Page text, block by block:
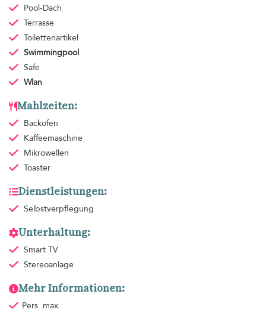
Pool-Dach
Terrasse
Toilettenartikel
Swimmingpool
Safe
Wlan
Mahlzeiten:
Backofen
Kaffeemaschine
Mikrowellen
Toaster
Dienstleistungen:
Selbstverpflegung
Unterhaltung:
Smart TV
Stereoanlage
Mehr Informationen:
Pers. max.